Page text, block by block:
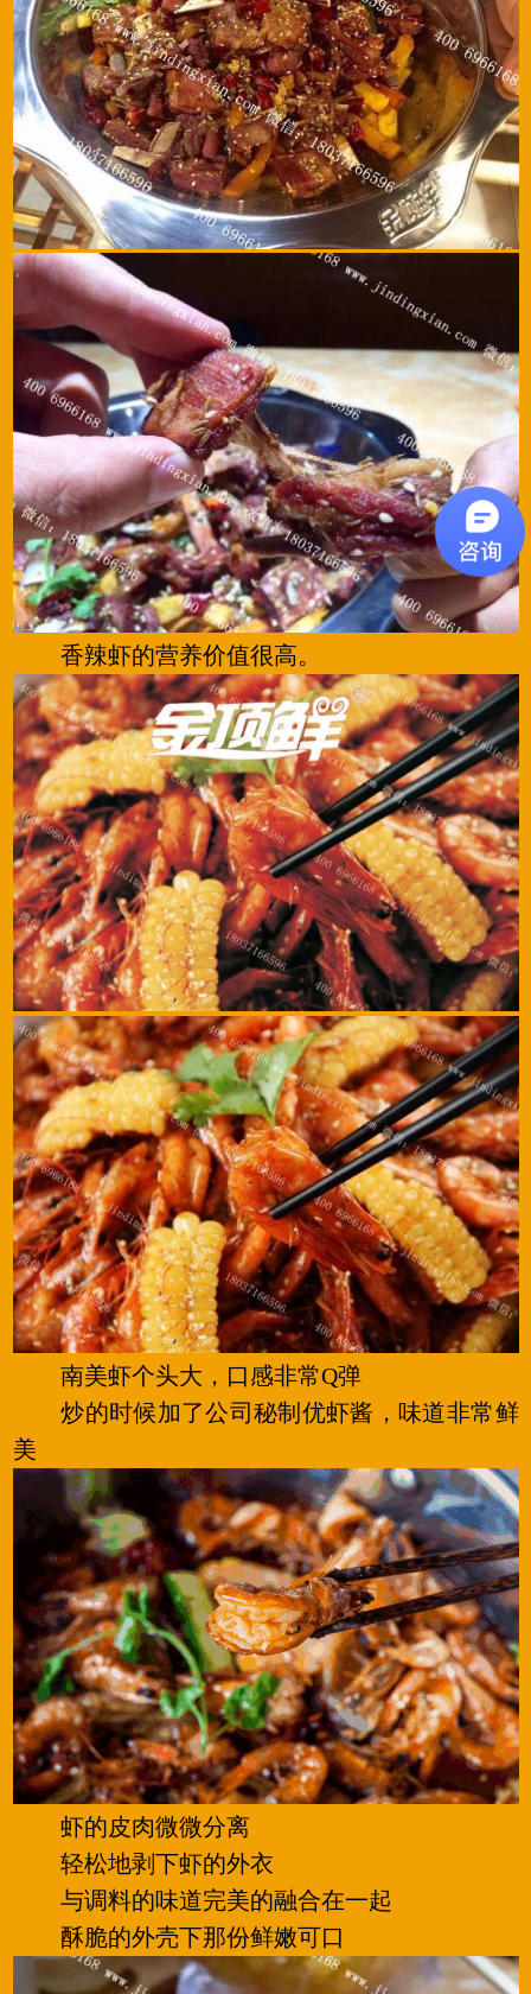
香辣虾的营养价值很高。
南美虾个头大，口感非常Q弹
炒的时候加了公司秘制优虾酱，味道非常鲜
美
虾的皮肉微微分离
轻松地剥下虾的外衣
与调料的味道完美的融合在一起
酥脆的外壳下那份鲜嫩可口